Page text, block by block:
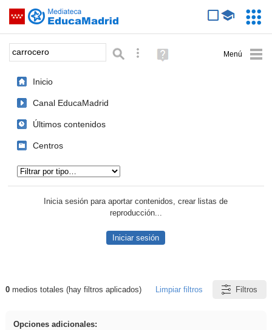
Saltar navegación
Palabra o frase: Búsqueda avanzada
Ayuda
(en
Inicio
Canal EducaMadrid
Últimos contenidos
Centros
Inicia sesión para aportar contenidos, crear listas de
reproducción...
Iniciar sesión
Resultados de: carrocero
0medios totales (hay filtros aplicados) Limpiar filtros Filtros
Opciones adicionales: